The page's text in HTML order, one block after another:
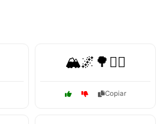
🏔️🌌🌳🚶‍♂️
Copiar